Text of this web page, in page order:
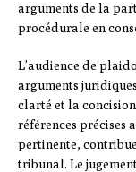
arguments de la
procédurale en
L’audience de
arguments
clarté et la
références précises
pertinente,
tribunal. Le